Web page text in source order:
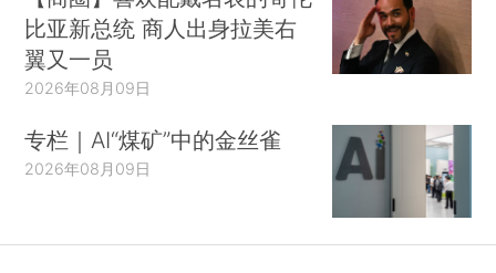
比亚新总统 商人出身拉美右
翼又一员
2026年08月09日
专栏｜AI“煤矿”中的金丝雀
2026年08月09日